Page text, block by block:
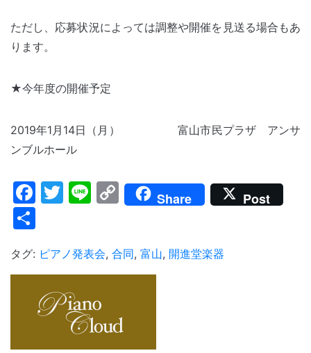
ただし、応募状況によっては調整や開催を見送る場合もあ
ります。
★今年度の開催予定
2019年1月14日（月） 富山市民プラザ アンサ
ンブルホール
Facebook
Twitter
LineCopy
Link
Share Post
タグ: ピアノ発表会, 合同, 富山, 開進堂楽器